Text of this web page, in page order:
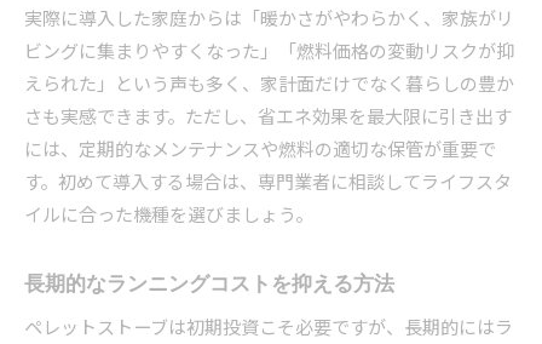
実際に導入した家庭からは「暖かさがやわらかく、家族がリ
ビングに集まりやすくなった」「燃料価格の変動リスクが抑
えられた」という声も多く、家計面だけでなく暮らしの豊か
さも実感できます。ただし、省エネ効果を最大限に引き出す
には、定期的なメンテナンスや燃料の適切な保管が重要で
す。初めて導入する場合は、専門業者に相談してライフスタ
イルに合った機種を選びましょう。
長期的なランニングコストを抑える方法
ペレットストーブは初期投資こそ必要ですが、長期的にはラ